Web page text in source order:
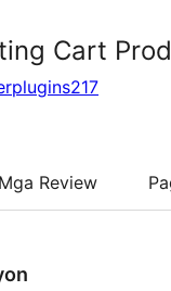
Cart
Mga Review